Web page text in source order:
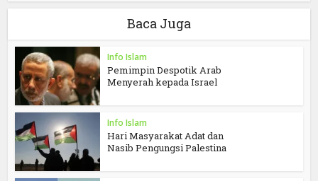
Baca Juga
Info Islam
Pemimpin Despotik Arab
Menyerah kepada Israel
Info Islam
Hari Masyarakat Adat dan
Nasib Pengungsi Palestina